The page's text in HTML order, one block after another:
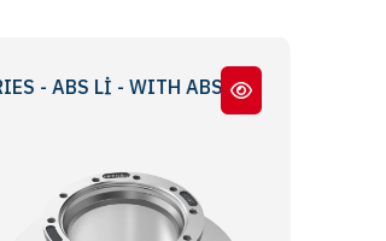
- TM SERIES
- WITH ABS